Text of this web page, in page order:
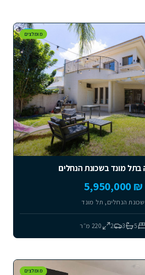
מומלצים
בתל מונד בשכונת הנחלים
₪ 5,950,000
שכונת הנחלים, תל מונד
5
3
2
220 מ״ר
מומלצים